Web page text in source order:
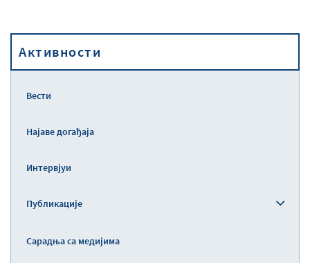
Прописи
Активности
Вести
Најаве догађаја
Интервјуи
Публикације
Сарадња са медијима